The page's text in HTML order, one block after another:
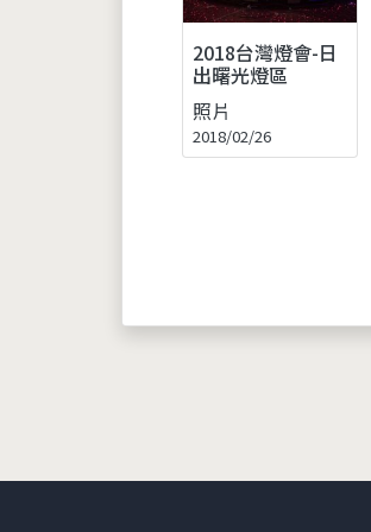
2018台灣燈會-日
出曙光燈區
照片
2018/02/26